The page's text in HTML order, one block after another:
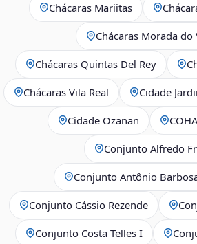
Chácaras Mariitas
Chácaras Morada do
Chácaras Quintas Del Rey
Chácaras Vila Real Cidade
Cidade Ozanan
Conjunto Alfredo
Conjunto Antônio
Conjunto Cássio Rezende
Conjunto Costa Telles I